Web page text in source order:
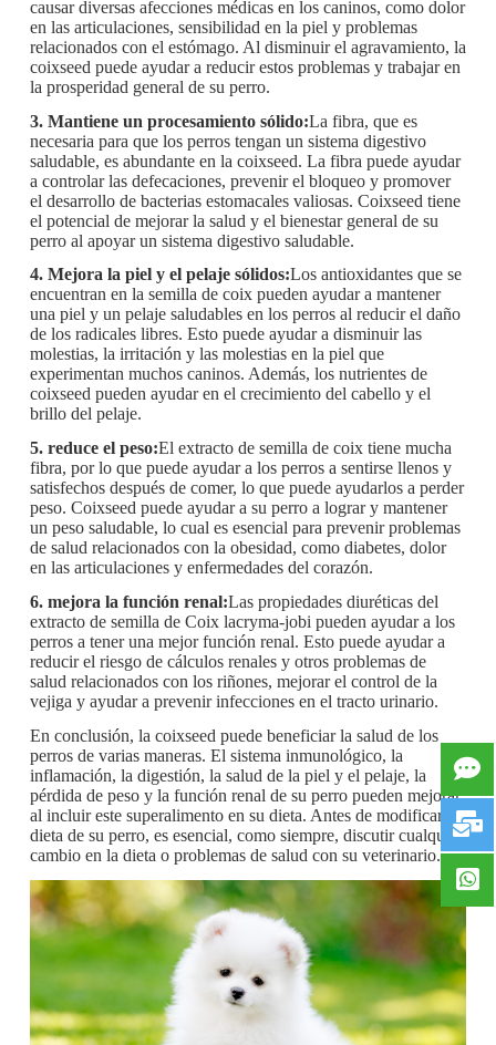
causar diversas afecciones médicas en los caninos, como dolor
en las articulaciones, sensibilidad en la piel y problemas
relacionados con el estómago. Al disminuir el agravamiento, la
coixseed puede ayudar a reducir estos problemas y trabajar en
la prosperidad general de su perro.
3. Mantiene un procesamiento sólido:La fibra, que es
necesaria para que los perros tengan un sistema digestivo
saludable, es abundante en la coixseed. La fibra puede ayudar
a controlar las defecaciones, prevenir el bloqueo y promover
el desarrollo de bacterias estomacales valiosas. Coixseed tiene
el potencial de mejorar la salud y el bienestar general de su
perro al apoyar un sistema digestivo saludable.
4. Mejora la piel y el pelaje sólidos:Los antioxidantes que se
encuentran en la semilla de coix pueden ayudar a mantener
una piel y un pelaje saludables en los perros al reducir el daño
de los radicales libres. Esto puede ayudar a disminuir las
molestias, la irritación y las molestias en la piel que
experimentan muchos caninos. Además, los nutrientes de
coixseed pueden ayudar en el crecimiento del cabello y el
brillo del pelaje.
5. reduce el peso:El extracto de semilla de coix tiene mucha
fibra, por lo que puede ayudar a los perros a sentirse llenos y
satisfechos después de comer, lo que puede ayudarlos a perder
peso. Coixseed puede ayudar a su perro a lograr y mantener
un peso saludable, lo cual es esencial para prevenir problemas
de salud relacionados con la obesidad, como diabetes, dolor
en las articulaciones y enfermedades del corazón.
6. mejora la función renal:Las propiedades diuréticas del
extracto de semilla de Coix lacryma-jobi pueden ayudar a los
perros a tener una mejor función renal. Esto puede ayudar a
reducir el riesgo de cálculos renales y otros problemas de
salud relacionados con los riñones, mejorar el control de la
vejiga y ayudar a prevenir infecciones en el tracto urinario.
En conclusión, la coixseed puede beneficiar la salud de los
perros de varias maneras. El sistema inmunológico, la
inflamación, la digestión, la salud de la piel y el pelaje, la
pérdida de peso y la función renal de su perro pueden mejorar
al incluir este superalimento en su dieta. Antes de modificar la
dieta de su perro, es esencial, como siempre, discutir cualquier
cambio en la dieta o problemas de salud con su veterinario.